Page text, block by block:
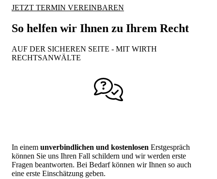
JETZT TERMIN VEREINBAREN
So helfen wir Ihnen zu Ihrem Recht
AUF DER SICHEREN SEITE - MIT WIRTH
RECHTSANWÄLTE
In einem unverbindlichen und kostenlosen Erstgespräch
können Sie uns Ihren Fall schildern und wir werden erste
Fragen beantworten. Bei Bedarf können wir Ihnen so auch
eine erste Einschätzung geben.